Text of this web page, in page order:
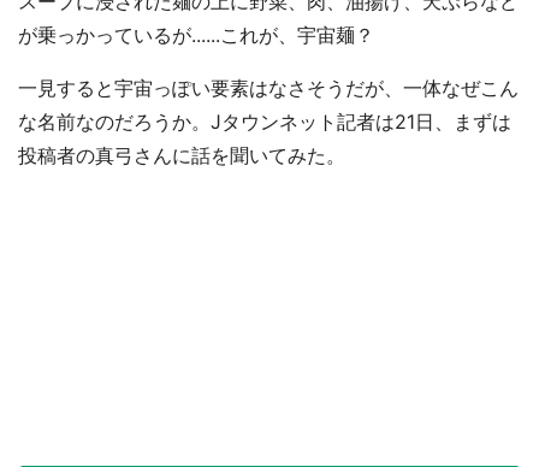
が乗っかっているが......これが、宇宙麺？
一見すると宇宙っぽい要素はなさそうだが、一体なぜこん
な名前なのだろうか。Jタウンネット記者は21日、まずは
投稿者の真弓さんに話を聞いてみた。